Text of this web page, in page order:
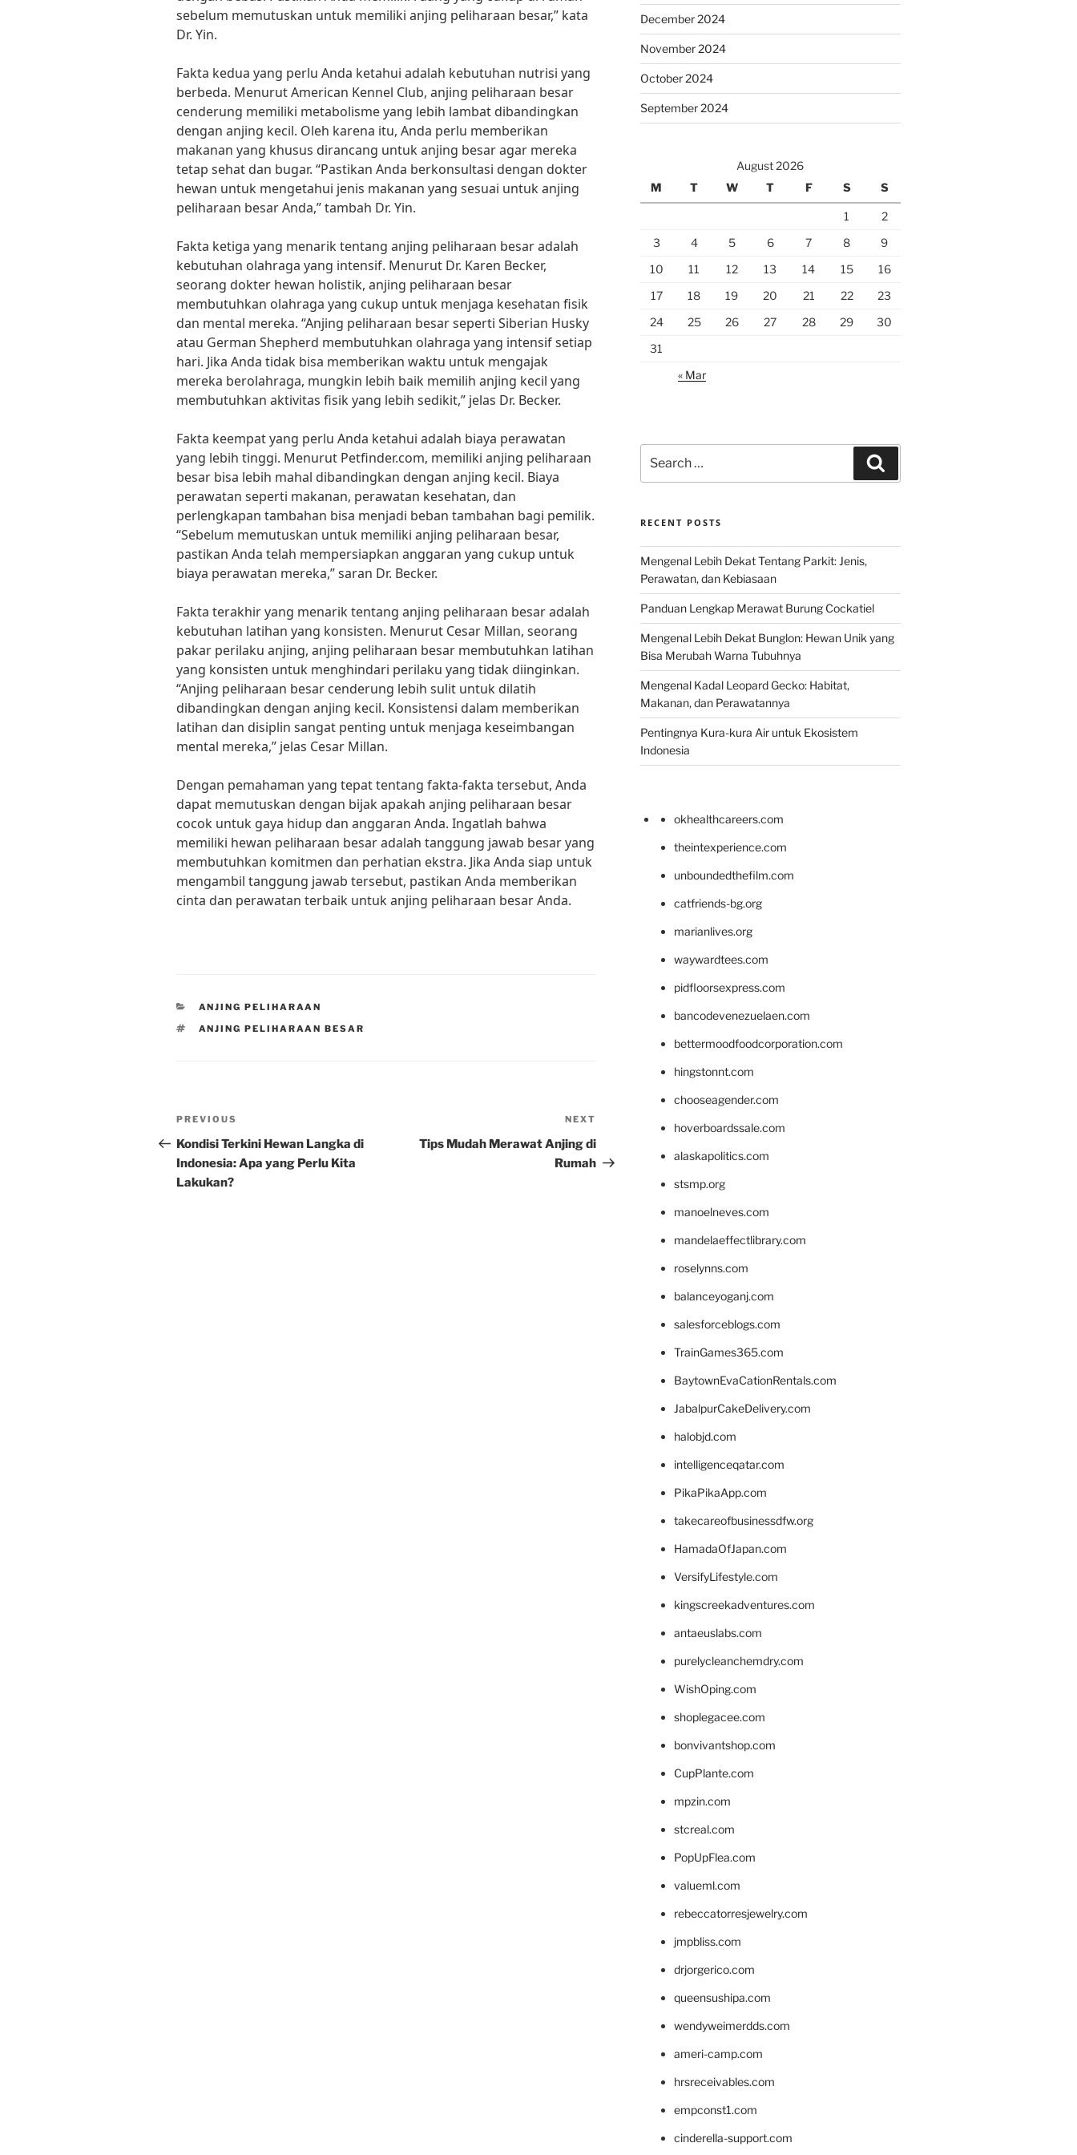
sebelum memutuskan untuk memiliki anjing peliharaan besar,” kata
Dr. Yin.
Fakta kedua yang perlu Anda ketahui adalah kebutuhan nutrisi yang
berbeda. Menurut American Kennel Club, anjing peliharaan besar
cenderung memiliki metabolisme yang lebih lambat dibandingkan
dengan anjing kecil. Oleh karena itu, Anda perlu memberikan
makanan yang khusus dirancang untuk anjing besar agar mereka
tetap sehat dan bugar. “Pastikan Anda berkonsultasi dengan dokter
hewan untuk mengetahui jenis makanan yang sesuai untuk anjing
peliharaan besar Anda,” tambah Dr. Yin.
Fakta ketiga yang menarik tentang anjing peliharaan besar adalah
kebutuhan olahraga yang intensif. Menurut Dr. Karen Becker,
seorang dokter hewan holistik, anjing peliharaan besar
membutuhkan olahraga yang cukup untuk menjaga kesehatan fisik
dan mental mereka. “Anjing peliharaan besar seperti Siberian Husky
atau German Shepherd membutuhkan olahraga yang intensif setiap
hari. Jika Anda tidak bisa memberikan waktu untuk mengajak
mereka berolahraga, mungkin lebih baik memilih anjing kecil yang
membutuhkan aktivitas fisik yang lebih sedikit,” jelas Dr. Becker.
Fakta keempat yang perlu Anda ketahui adalah biaya perawatan
yang lebih tinggi. Menurut Petfinder.com, memiliki anjing peliharaan
besar bisa lebih mahal dibandingkan dengan anjing kecil. Biaya
perawatan seperti makanan, perawatan kesehatan, dan
perlengkapan tambahan bisa menjadi beban tambahan bagi pemilik.
“Sebelum memutuskan untuk memiliki anjing peliharaan besar,
pastikan Anda telah mempersiapkan anggaran yang cukup untuk
biaya perawatan mereka,” saran Dr. Becker.
Fakta terakhir yang menarik tentang anjing peliharaan besar adalah
kebutuhan latihan yang konsisten. Menurut Cesar Millan, seorang
pakar perilaku anjing, anjing peliharaan besar membutuhkan latihan
yang konsisten untuk menghindari perilaku yang tidak diinginkan.
“Anjing peliharaan besar cenderung lebih sulit untuk dilatih
dibandingkan dengan anjing kecil. Konsistensi dalam memberikan
latihan dan disiplin sangat penting untuk menjaga keseimbangan
mental mereka,” jelas Cesar Millan.
Dengan pemahaman yang tepat tentang fakta-fakta tersebut, Anda
dapat memutuskan dengan bijak apakah anjing peliharaan besar
cocok untuk gaya hidup dan anggaran Anda. Ingatlah bahwa
memiliki hewan peliharaan besar adalah tanggung jawab besar yang
membutuhkan komitmen dan perhatian ekstra. Jika Anda siap untuk
mengambil tanggung jawab tersebut, pastikan Anda memberikan
cinta dan perawatan terbaik untuk anjing peliharaan besar Anda.
CATEGORIES
ANJING PELIHARAAN
TAGS
ANJING PELIHARAAN BESAR
Post
navigation
Previous
Post
PREVIOUS
Kondisi Terkini Hewan Langka di
Indonesia: Apa yang Perlu Kita
Lakukan?
Post
NEXT
Tips Mudah Merawat Anjing di
Rumah
December 2024
November 2024
October 2024
September 2024
August 2026
M
T W T F S S
1
2
3
4 5 6 7 8
9
10
11 12 13 14 15
16
17
18 19 20 21 22
23
24
25 26 27 28 29
30
31
« Mar
for:
RECENT POSTS
Mengenal Lebih Dekat Tentang Parkit: Jenis,
Perawatan, dan Kebiasaan
Panduan Lengkap Merawat Burung Cockatiel
Mengenal Lebih Dekat Bunglon: Hewan Unik yang
Bisa Merubah Warna Tubuhnya
Mengenal Kadal Leopard Gecko: Habitat,
Makanan, dan Perawatannya
Pentingnya Kura-kura Air untuk Ekosistem
Indonesia
okhealthcareers.com
theintexperience.com
unboundedthefilm.com
catfriends-bg.org
marianlives.org
waywardtees.com
pidfloorsexpress.com
bancodevenezuelaen.com
bettermoodfoodcorporation.com
hingstonnt.com
chooseagender.com
hoverboardssale.com
alaskapolitics.com
stsmp.org
manoelneves.com
mandelaeffectlibrary.com
roselynns.com
balanceyoganj.com
salesforceblogs.com
TrainGames365.com
BaytownEvaCationRentals.com
JabalpurCakeDelivery.com
halobjd.com
intelligenceqatar.com
PikaPikaApp.com
takecareofbusinessdfw.org
HamadaOfJapan.com
VersifyLifestyle.com
kingscreekadventures.com
antaeuslabs.com
purelycleanchemdry.com
WishOping.com
shoplegacee.com
bonvivantshop.com
CupPlante.com
mpzin.com
stcreal.com
PopUpFlea.com
valueml.com
rebeccatorresjewelry.com
jmpbliss.com
drjorgerico.com
queensushipa.com
wendyweimerdds.com
ameri-camp.com
hrsreceivables.com
empconst1.com
cinderella-support.com